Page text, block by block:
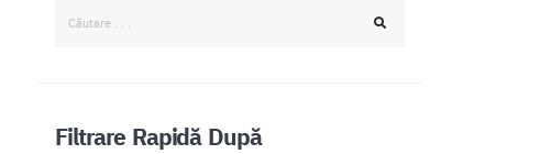
Filtrare Rapidă După